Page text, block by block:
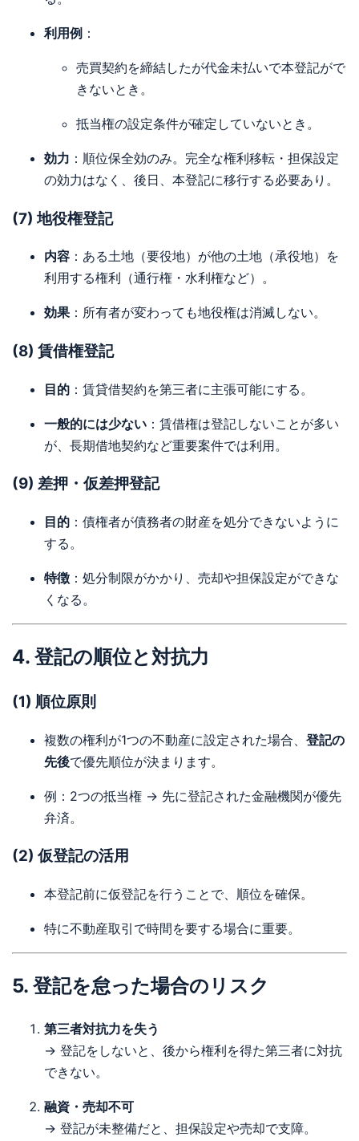
利用例 ：
売買契約を締結したが代金未払いで本登記がで
きないとき。
抵当権の設定条件が確定していないとき。
効力 ：順位保全効のみ。完全な権利移転・担保設定
の効力はなく、後日、本登記に移行する必要あり。
(7) 地役権登記
内容 ：ある土地（要役地）が他の土地（承役地）を
利用する権利（通行権・水利権など）。
効果 ：所有者が変わっても地役権は消滅しない。
(8) 賃借権登記
目的 ：賃貸借契約を第三者に主張可能にする。
一般的には少ない ：賃借権は登記しないことが多い
が、長期借地契約など重要案件では利用。
(9) 差押・仮差押登記
目的 ：債権者が債務者の財産を処分できないように
する。
特徴 ：処分制限がかかり、売却や担保設定ができな
くなる。
4. 登記の順位と対抗力
(1) 順位原則
複数の権利が1つの不動産に設定された場合、 登記の
先後で優先順位が決まります。
例：2つの抵当権 → 先に登記された金融機関が優先
弁済。
(2) 仮登記の活用
本登記前に仮登記を行うことで、順位を確保。
特に不動産取引で時間を要する場合に重要。
5. 登記を怠った場合のリスク
第三者対抗力を失う
→ 登記をしないと、後から権利を得た第三者に対抗
できない。
融資・売却不可
→ 登記が未整備だと、担保設定や売却で支障。